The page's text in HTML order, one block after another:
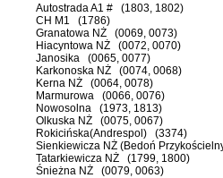
Autostrada A1 # (1803, 1802)
CH M1 (1786)
Granatowa NŻ (0069, 0073)
Hiacyntowa NŻ (0072, 0070)
Janosika (0065, 0077)
Karkonoska NŻ (0074, 0068)
Kerna NŻ (0064, 0078)
Marmurowa (0066, 0076)
Nowosolna (1973, 1813)
Olkuska NŻ (0075, 0067)
Rokicińska(Andrespol) (3374)
Sienkiewicza NŻ (Bedoń
Tatarkiewicza NŻ (1799, 1800)
Śnieżna NŻ (0079, 0063)